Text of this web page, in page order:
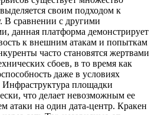
своим подходом к
В сравнении с другими
данная платформа демонстрирует
к внешним атакам и попыткам
часто становятся жертвами
сбоев, в то время как
даже в условиях
площадки
что делает невозможным ее
атаки на один дата-центр. Кракен